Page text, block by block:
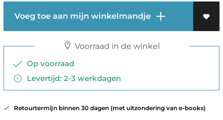
Voeg toe aan mijn winkelmandje
Voorraad in de winkel
Op voorraad
Levertijd: 2-3 werkdagen
Retourtermijn binnen 30 dagen (met uitzondering van e-books)